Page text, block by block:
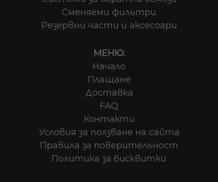
Сменяеми фильтри
Резервни части и аксесоари
МЕНЮ:
Начало
Плащане
Доставка
FAQ
Контакти
Условия за ползване на сайта
Правила за поверительност
Политика за бисквитки